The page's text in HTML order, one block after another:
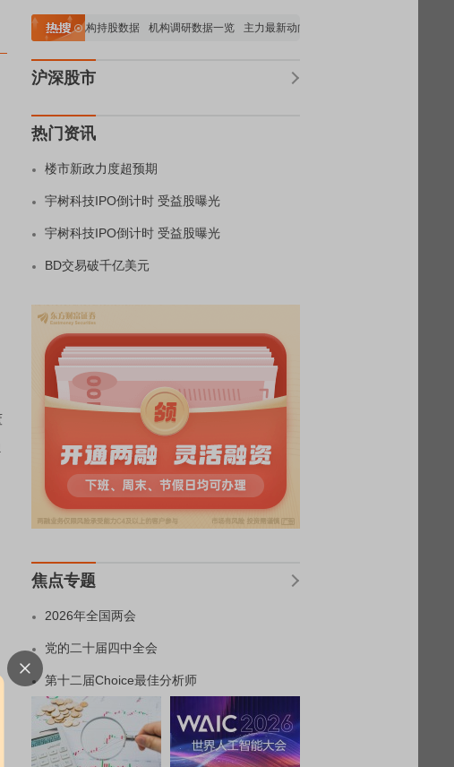
重要机构持股数据 机构调研数据一览 主力最新动向
沪深股市
热门资讯
楼市新政力度超预期
宇树科技IPO倒计时 受益股曝光
宇树科技IPO倒计时 受益股曝光
BD交易破千亿美元
焦点专题
2026年全国两会
党的二十届四中全会
第十二届Choice最佳分析师